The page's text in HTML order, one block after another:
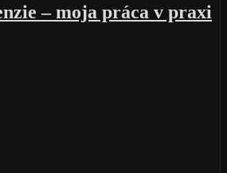
– moja práca v praxi